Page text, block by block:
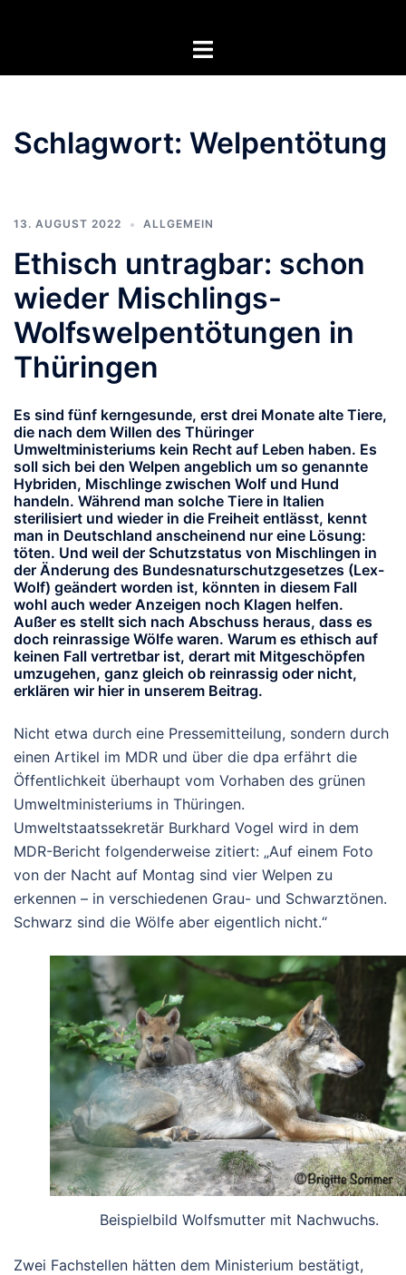
Menü
Schlagwort: Welpentötung
13. AUGUST 2022 ALLGEMEIN
Ethisch untragbar: schon
wieder Mischlings-
Wolfswelpentötungen in
Thüringen
Es sind fünf kerngesunde, erst drei Monate alte Tiere,
die nach dem Willen des Thüringer
Umweltministeriums kein Recht auf Leben haben. Es
soll sich bei den Welpen angeblich um so genannte
Hybriden, Mischlinge zwischen Wolf und Hund
handeln. Während man solche Tiere in Italien
sterilisiert und wieder in die Freiheit entlässt, kennt
man in Deutschland anscheinend nur eine Lösung:
töten. Und weil der Schutzstatus von Mischlingen in
der Änderung des Bundesnaturschutzgesetzes (Lex-
Wolf) geändert worden ist, könnten in diesem Fall
wohl auch weder Anzeigen noch Klagen helfen.
Außer es stellt sich nach Abschuss heraus, dass es
doch reinrassige Wölfe waren. Warum es ethisch auf
keinen Fall vertretbar ist, derart mit Mitgeschöpfen
umzugehen, ganz gleich ob reinrassig oder nicht,
erklären wir hier in unserem Beitrag.
Nicht etwa durch eine Pressemitteilung, sondern durch
einen Artikel im MDR und über die dpa erfährt die
Öffentlichkeit überhaupt vom Vorhaben des grünen
Umweltministeriums in Thüringen.
Umweltstaatssekretär Burkhard Vogel wird in dem
MDR-Bericht folgenderweise zitiert: „Auf einem Foto
von der Nacht auf Montag sind vier Welpen zu
erkennen – in verschiedenen Grau- und Schwarztönen.
Schwarz sind die Wölfe aber eigentlich nicht.“
Beispielbild Wolfsmutter mit Nachwuchs.
Zwei Fachstellen hätten dem Ministerium bestätigt,